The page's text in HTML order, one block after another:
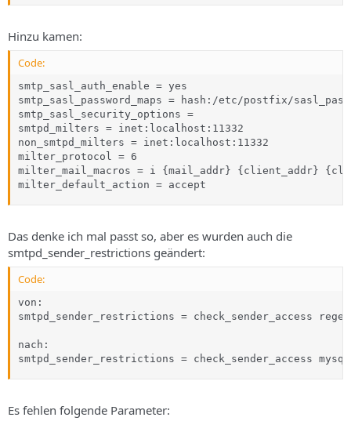
Hinzu kamen:
Code:
smtp_sasl_auth_enable = yes
smtp_sasl_password_maps = hash:/etc/postfix/
smtp_sasl_security_options =
smtpd_milters = inet:localhost:11332
non_smtpd_milters = inet:localhost:11332
milter_protocol = 6
milter_mail_macros = i {mail_addr} {client_addr}
milter_default_action = accept
Das denke ich mal passt so, aber es wurden auch die
smtpd_sender_restrictions geändert:
Code:
von:
smtpd_sender_restrictions = check_sender_access
nach:
smtpd_sender_restrictions = check_sender_access
Es fehlen folgende Parameter: